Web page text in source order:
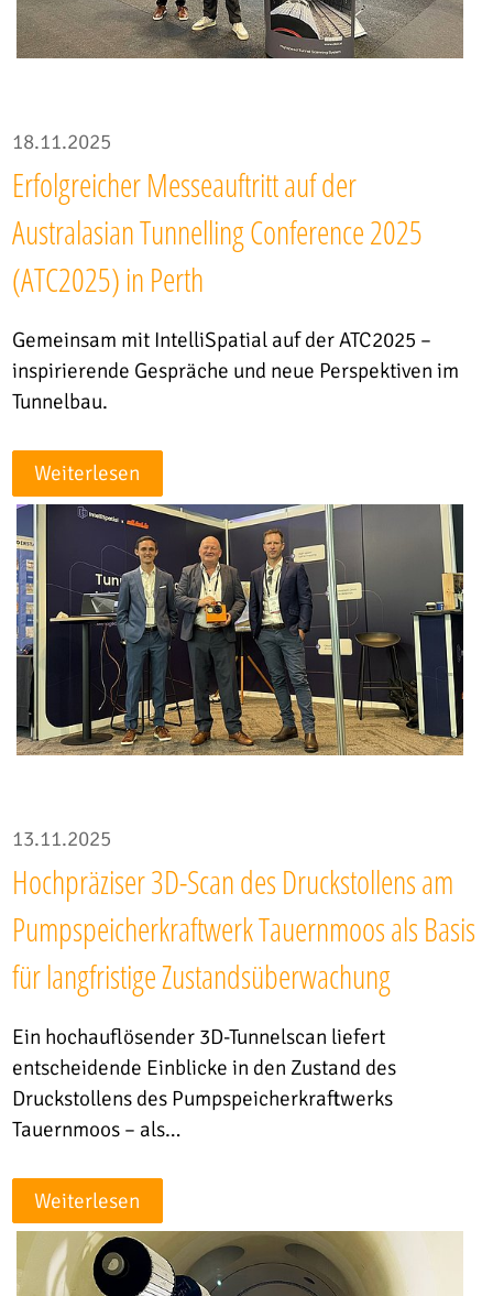
18.11.2025
Erfolgreicher Messeauftritt auf der
Australasian Tunnelling Conference 2025
(ATC2025) in Perth
Gemeinsam mit IntelliSpatial auf der ATC2025 –
inspirierende Gespräche und neue Perspektiven im
Tunnelbau.
Weiterlesen
13.11.2025
Hochpräziser 3D-Scan des Druckstollens am
Pumpspeicherkraftwerk Tauernmoos als Basis
für langfristige Zustandsüberwachung
Ein hochauflösender 3D-Tunnelscan liefert
entscheidende Einblicke in den Zustand des
Druckstollens des Pumpspeicherkraftwerks
Tauernmoos – als…
Weiterlesen